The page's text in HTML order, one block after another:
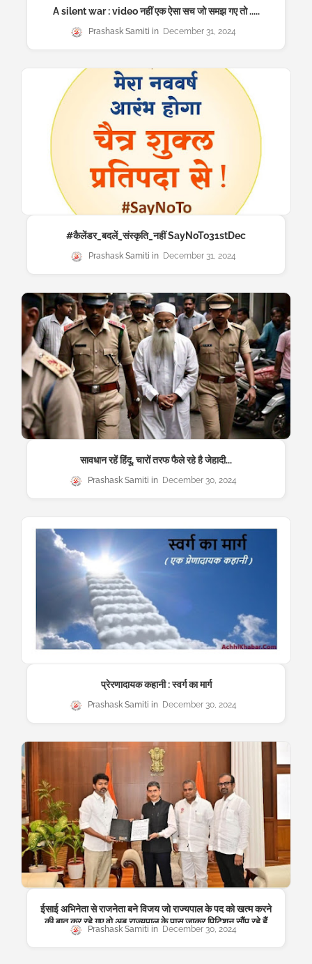
A silent war : video नहीं एक ऐसा सच जो समझ गए तो .....
Prashask Samiti December 31, 2024
#कैलेंडर_बदलें_संस्कृति_नहीं SayNoTo31stDec
Prashask Samiti December 31, 2024
सावधान रहें हिंदू, चारों तरफ फैले रहे है जेहादी...
Prashask Samiti December 30, 2024
प्रेरणादायक कहानी : स्वर्ग का मार्ग
Prashask Samiti December 30, 2024
ईसाई अभिनेता से राजनेता बने विजय जो राज्यपाल के पद को खत्म करने
की बात कर रहे गए वो अब राज्यपाल के पास जाकर पिटिशन सौंप रहे हैं
Prashask Samiti December 30, 2024